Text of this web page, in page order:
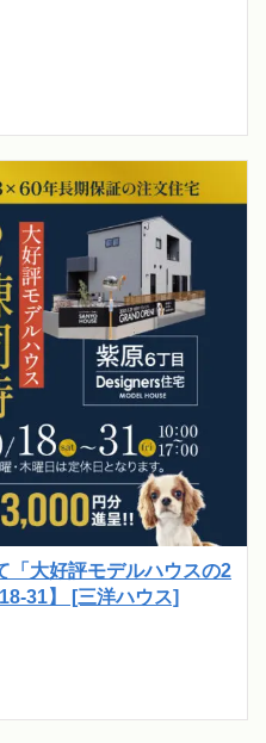
「大好評モデルハウスの2
31】 [三洋ハウス]